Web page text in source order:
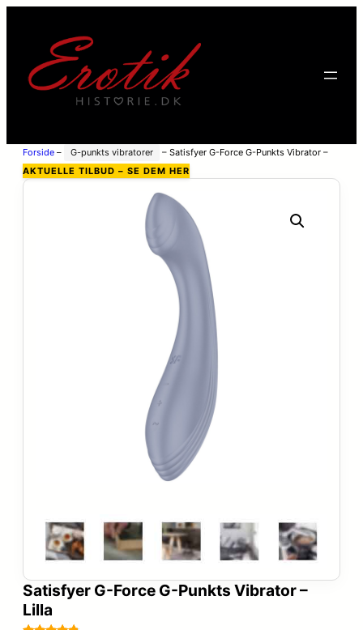
Forside – G-punkts vibratorer – Satisfyer G-Force G-Punkts Vibrator –
Lilla
AKTUELLE TILBUD – SE DEM HER
Satisfyer G-Force G-Punkts Vibrator –
Lilla